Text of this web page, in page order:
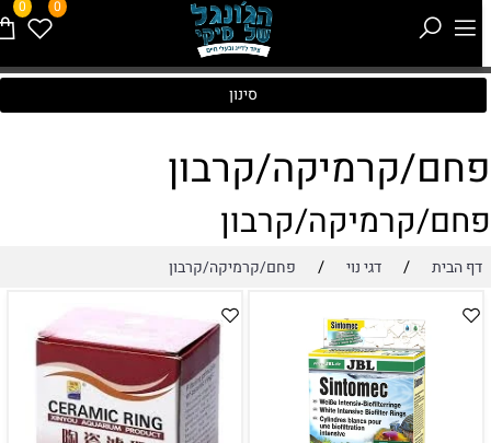
0 0
סינון
קרמיקה/קרבון
קרמיקה/קרבון
דף הבית / דגי נוי / פחם/קרמיקה/קרבון